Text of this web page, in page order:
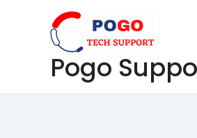
Pogo
Post
navigation